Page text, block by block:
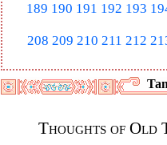
189 190 191 192 193
208 209 210 211 212
Thoughts of Old